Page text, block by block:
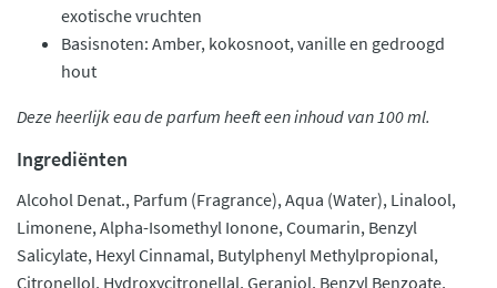
exotische vruchten
Basisnoten: Amber, kokosnoot, vanille en gedroogd
hout
Deze heerlijk eau de parfum heeft een inhoud van 100 ml.
Ingrediënten
Alcohol Denat., Parfum (Fragrance), Aqua (Water), Linalool,
Limonene, Alpha-Isomethyl Ionone, Coumarin, Benzyl
Salicylate, Hexyl Cinnamal, Butylphenyl Methylpropional,
Citronellol, Hydroxycitronellal, Geraniol, Benzyl Benzoate,